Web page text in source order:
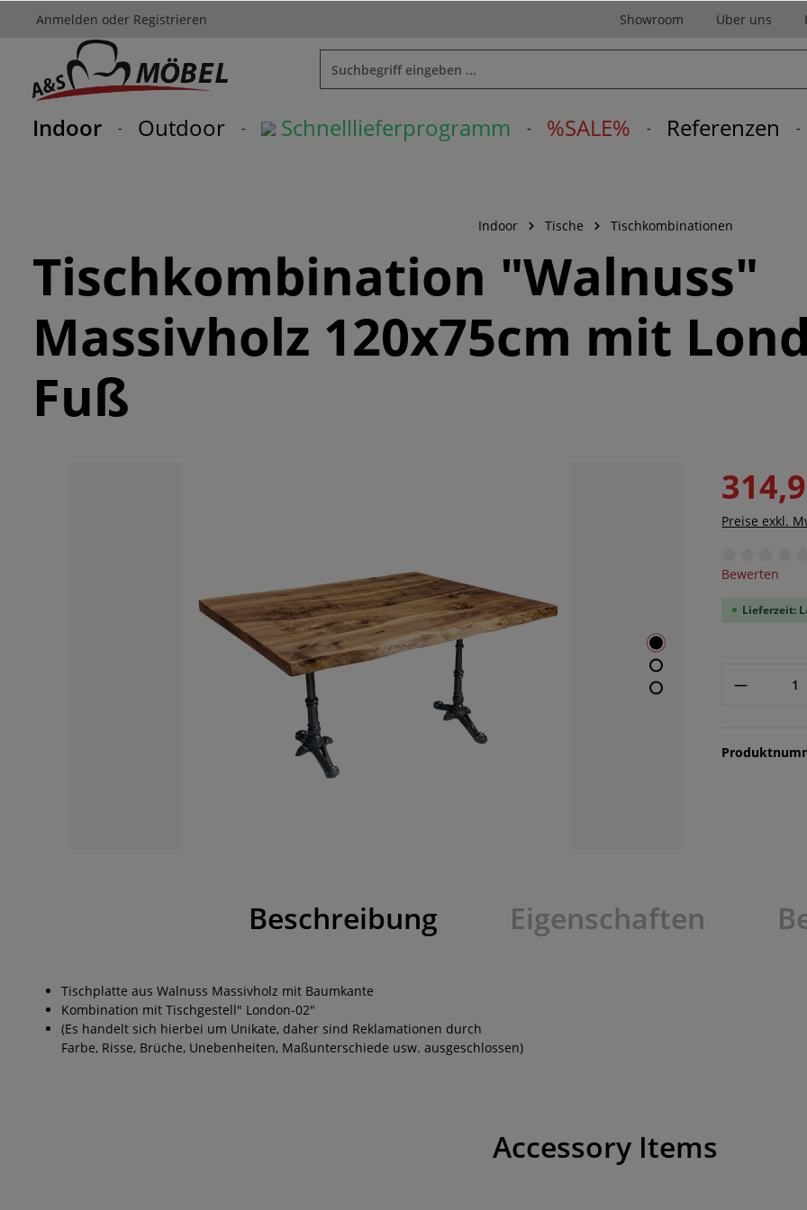
Zur Hauptnavigation springen
Anmelden oder Registrieren Showroom Über uns
Indoor Outdoor Schnelllieferprogramm %SALE% Referenzen
Indoor Tische Tischkombinationen
Tischkombination "Walnuss"
Massivholz 120x75cm mit
Fuß
Preise exkl.
Bewerten
Lieferzeit:
Beschreibung Eigenschaften
Tischplatte aus Walnuss Massivholz mit Baumkante
Kombination mit Tischgestell" London-02"
(Es handelt sich hierbei um Unikate, daher sind Reklamationen durch
Farbe, Risse, Brüche, Unebenheiten, Maßunterschiede usw. ausgeschlossen)
Accessory Items